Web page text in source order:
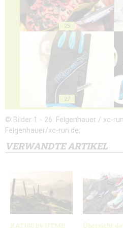
25
27
© Bilder 1 - 26: Felgenhauer / xc-
Felgenhauer/xc-run.de;
VERWANDTE ARTIKEL
KAT100 by UTMB
Übersicht